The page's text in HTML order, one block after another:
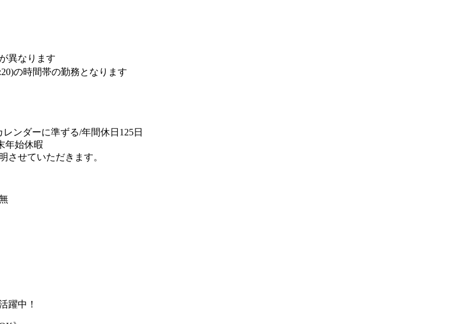
異なります
の時間帯の勤務となります
ンダーに準ずる/年間休日125日
年始休暇
させていただきます。
躍中！